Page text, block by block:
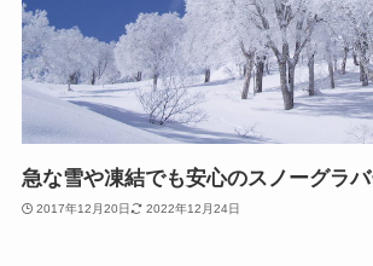
急な雪や凍結でも安心のスノーグラ
2017年12月20日 2022年12月24日